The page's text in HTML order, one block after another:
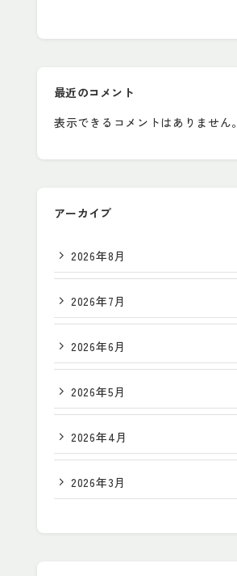
最近のコメント
表示できるコメントはありません。
アーカイブ
2026年8月
2026年7月
2026年6月
2026年5月
2026年4月
2026年3月